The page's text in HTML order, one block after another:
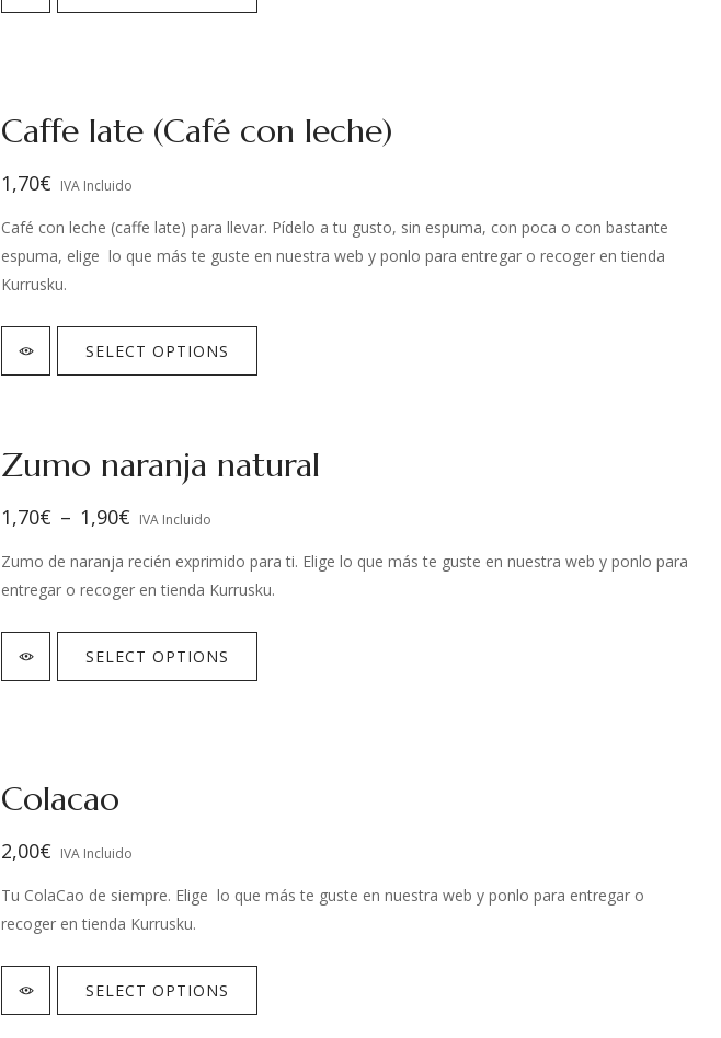
Caffe late (Café con leche)
1,70€ IVA Incluido
Café con leche (caffe late) para llevar. Pídelo a tu gusto, sin espuma, con poca o con bastante
espuma, elige lo que más te guste en nuestra web y ponlo para entregar o recoger en tienda
Kurrusku.
SELECT OPTIONS
Zumo naranja natural
1,70€ – 1,90€ IVA Incluido
Zumo de naranja recién exprimido para ti. Elige lo que más te guste en nuestra web y ponlo para
entregar o recoger en tienda Kurrusku.
SELECT OPTIONS
Colacao
2,00€ IVA Incluido
Tu ColaCao de siempre. Elige lo que más te guste en nuestra web y ponlo para entregar o
recoger en tienda Kurrusku.
SELECT OPTIONS